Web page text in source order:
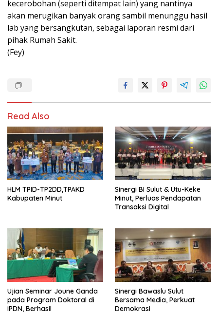
kecerobohan (seperti ditempat lain) yang nantinya
akan merugikan banyak orang sambil menunggu hasil
lab yang bersangkutan, sebagai laporan resmi dari
pihak Rumah Sakit.
(Fey)
Read Also
HLM TPID-TP2DD,TPAKD
Kabupaten Minut
Sinergi BI Sulut & Utu-Keke
Minut, Perluas Pendapatan
Transaksi Digital
Ujian Seminar Joune Ganda
pada Program Doktoral di
IPDN, Berhasil
Sinergi Bawaslu Sulut
Bersama Media, Perkuat
Demokrasi